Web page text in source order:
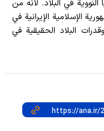
في البلاد. لأنه من
الإسلامية الإيرانية في
البلاد الحقيقية في